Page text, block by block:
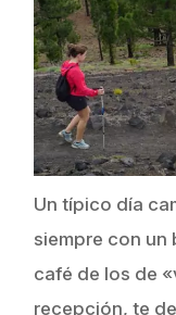
Un típico día
siempre con
café de los de
recepción, te